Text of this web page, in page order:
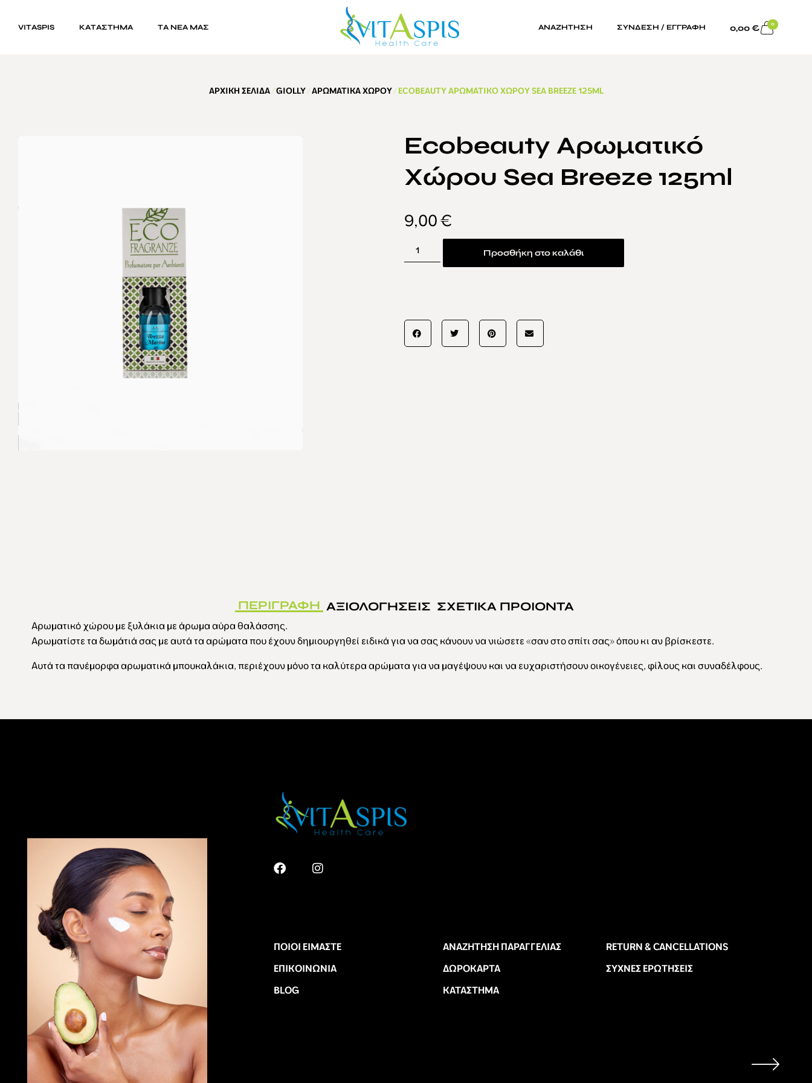
VITASPIS ΚΑΤΆΣΤΗΜΑ ΤΑ ΝΕΑ ΜΑΣ ΑΝΑΖΗΤΗΣΗ ΣΥΝΔΕΣΗ / ΕΓΓΡΑΦΗ 0,00€ 0
ΑΡΧΙΚΉ ΣΕΛΊΔΑ/GIOLLY/ΑΡΩΜΑΤΙΚΆ ΧΏΡΟΥ/ ECOBEAUTY ΑΡΩΜΑΤΙΚΌ ΧΏΡΟΥ SEA BREEZE 125ML
Ecobeauty Αρωματικό
Χώρου Sea Breeze 125ml
9,00€
Προσθήκη στο καλάθι
ΠΕΡΙΓΡΑΦΗ ΑΞΙΟΛΟΓΗΣΕΙΣ ΣΧΕΤΙΚΑ ΠΡΟΙΟΝΤΑ
Αρωματικό χώρου με ξυλάκια με άρωμα αύρα θαλάσσης.
Αρωματίστε τα δωμάτιά σας με αυτά τα αρώματα που έχουν δημιουργηθεί ειδικά για να σας κάνουν να νιώσετε «σαν στο σπίτι σας» όπου κι αν βρίσκεστε.
Αυτά τα πανέμορφα αρωματικά μπουκαλάκια, περιέχουν μόνο τα καλύτερα αρώματα για να μαγέψουν και να ευχαριστήσουν οικογένειες, φίλους και συναδέλφους.
ΠΟΙΟΙ ΕΊΜΑΣΤΕ
ΕΠΙΚΟΙΝΩΝΊΑ
BLOG
ΑΝΑΖΉΤΗΣΗ ΠΑΡΑΓΓΕΛΊΑΣ
ΔΩΡΟΚΆΡΤΑ
ΚΑΤΆΣΤΗΜΑ
RETURN & CANCELLATIONS
ΣΥΧΝΈΣ ΕΡΩΤΉΣΕΙΣ